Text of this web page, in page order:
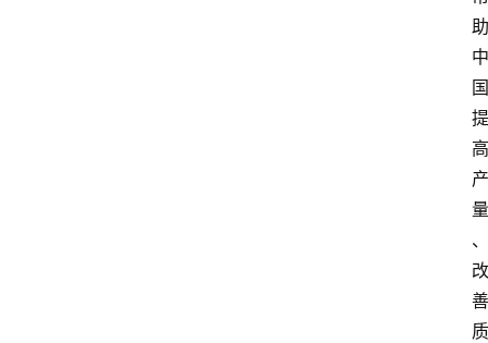
助
中
国
提
高
产
量
、
改
善
质